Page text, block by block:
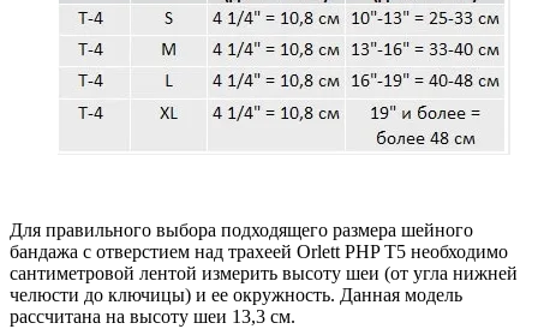
Для правильного выбора подходящего размера шейного
бандажа с отверстием над трахеей Orlett PHP T5 необходимо
сантиметровой лентой измерить высоту шеи (от угла нижней
челюсти до ключицы) и ее окружность. Данная модель
рассчитана на высоту шеи 13,3 см.